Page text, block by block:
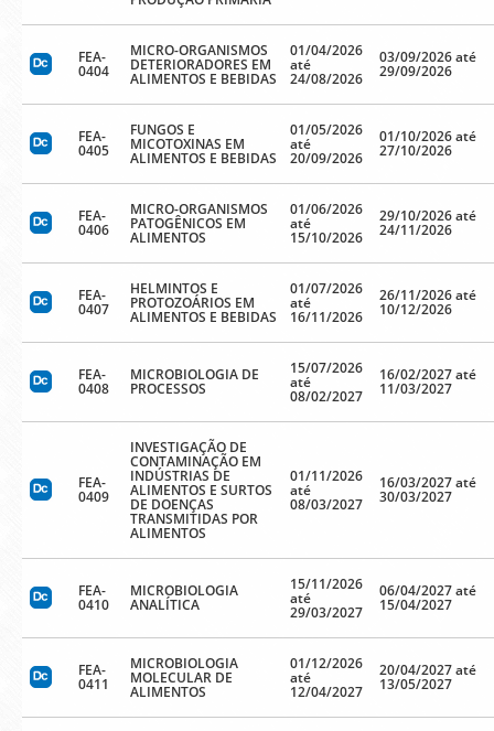
FEA-
0404
MICRO-ORGANISMOS
DETERIORADORES EM
ALIMENTOS E BEBIDAS
01/04/2026
até
24/08/2026
03/09/2026 até
29/09/2026
FEA-
0405
FUNGOS E
MICOTOXINAS EM
ALIMENTOS E BEBIDAS
01/05/2026
até
20/09/2026
01/10/2026 até
27/10/2026
FEA-
0406
MICRO-ORGANISMOS
PATOGÊNICOS EM
ALIMENTOS
01/06/2026
até
15/10/2026
29/10/2026 até
24/11/2026
FEA-
0407
HELMINTOS E
PROTOZOÁRIOS EM
ALIMENTOS E BEBIDAS
01/07/2026
até
16/11/2026
26/11/2026 até
10/12/2026
FEA-
0408
MICROBIOLOGIA DE
PROCESSOS
15/07/2026
até
08/02/2027
16/02/2027 até
11/03/2027
FEA-
0409
INVESTIGAÇÃO DE
CONTAMINAÇÃO EM
INDÚSTRIAS DE
ALIMENTOS E SURTOS
DE DOENÇAS
TRANSMITIDAS POR
ALIMENTOS
01/11/2026
até
08/03/2027
16/03/2027 até
30/03/2027
FEA-
0410
MICROBIOLOGIA
ANALÍTICA
15/11/2026
até
29/03/2027
06/04/2027 até
15/04/2027
FEA-
0411
MICROBIOLOGIA
MOLECULAR DE
ALIMENTOS
01/12/2026
até
12/04/2027
20/04/2027 até
13/05/2027